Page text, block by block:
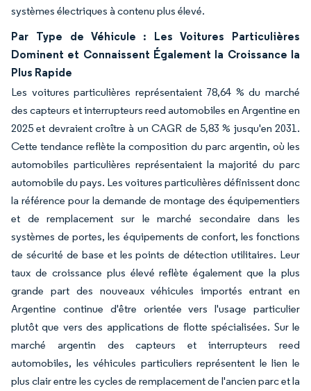
systèmes électriques à contenu plus élevé.
Par Type de Véhicule : Les Voitures Particulières
Dominent et Connaissent Également la Croissance la
Plus Rapide
Les voitures particulières représentaient 78,64 % du marché
des capteurs et interrupteurs reed automobiles en Argentine en
2025 et devraient croître à un CAGR de 5,83 % jusqu'en 2031.
Cette tendance reflète la composition du parc argentin, où les
automobiles particulières représentaient la majorité du parc
automobile du pays. Les voitures particulières définissent donc
la référence pour la demande de montage des équipementiers
et de remplacement sur le marché secondaire dans les
systèmes de portes, les équipements de confort, les fonctions
de sécurité de base et les points de détection utilitaires. Leur
taux de croissance plus élevé reflète également que la plus
grande part des nouveaux véhicules importés entrant en
Argentine continue d'être orientée vers l'usage particulier
plutôt que vers des applications de flotte spécialisées. Sur le
marché argentin des capteurs et interrupteurs reed
automobiles, les véhicules particuliers représentent le lien le
plus clair entre les cycles de remplacement de l'ancien parc et la